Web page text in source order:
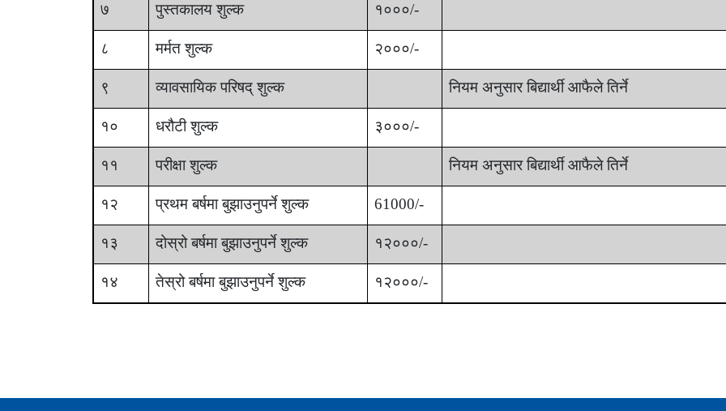
७ पुस्तकालय शुल्क १०००/-
८ मर्मत शुल्क २०००/-
९ व्यावसायिक परिषद् शुल्क नियम अनुसारबिद्यार्थी आफैले तिर्ने
१० धरौटी शुल्क ३०००/-
११ परीक्षा शुल्क नियम अनुसारबिद्यार्थी आफैले तिर्ने
१२ प्रथम बर्षमा बुझाउनुपर्ने शुल्क 61000/-
१३ दोस्रो बर्षमा बुझाउनुपर्ने शुल्क १२०००/-
१४ तेस्रो बर्षमा बुझाउनुपर्ने शुल्क १२०००/-